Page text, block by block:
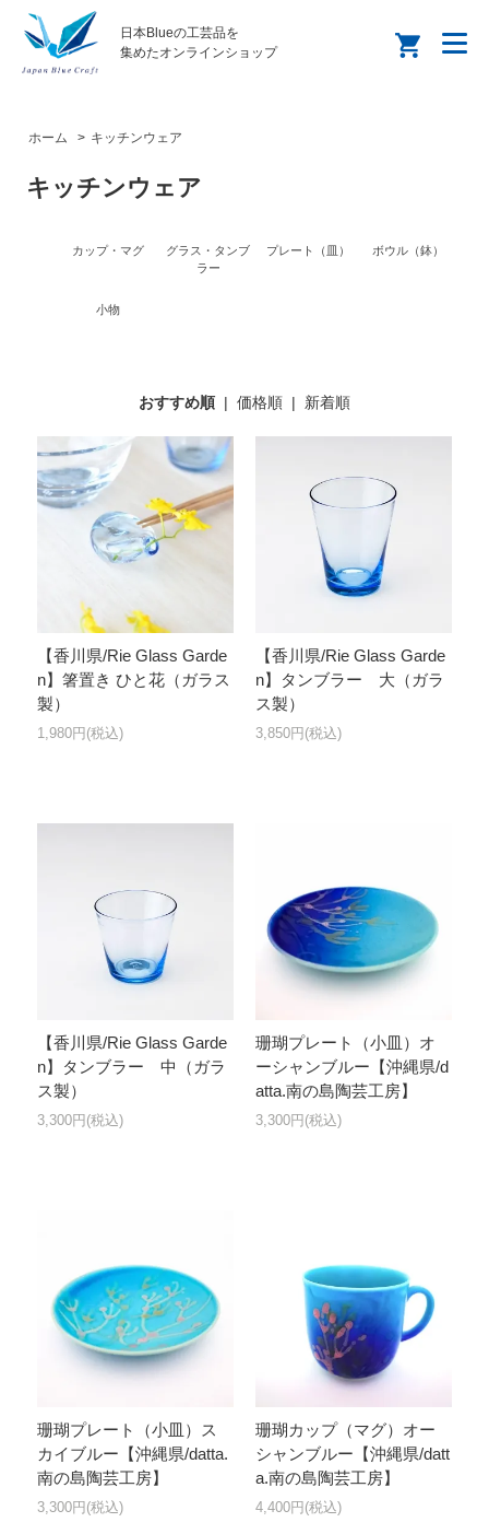
日本Blueの工芸品を
集めたオンラインショップ
ホーム > キッチンウェア
キッチンウェア
カップ・マグ
グラス・タンブ
ラー
プレート（皿） ボウル（鉢）
小物
おすすめ順 | 価格順 | 新着順
【香川県/Rie Glass Garde
n】箸置き ひと花（ガラス
製）
1,980円(税込)
【香川県/Rie Glass Garde
n】タンブラー 大（ガラ
ス製）
3,850円(税込)
【香川県/Rie Glass Garde
n】タンブラー 中（ガラ
ス製）
3,300円(税込)
珊瑚プレート（小皿）オ
ーシャンブルー【沖縄県/d
atta.南の島陶芸工房】
3,300円(税込)
珊瑚プレート（小皿）ス
カイブルー【沖縄県/datta.
南の島陶芸工房】
3,300円(税込)
珊瑚カップ（マグ）オー
シャンブルー【沖縄県/datt
a.南の島陶芸工房】
4,400円(税込)